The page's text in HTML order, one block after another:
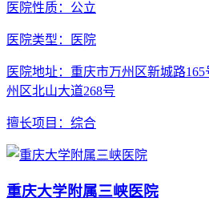
医院性质：公立
医院类型 ：医院
医院地址：重庆市万州区新城路
州区北山大道268号
擅长项目 ：综合
重庆大学附属三峡医院